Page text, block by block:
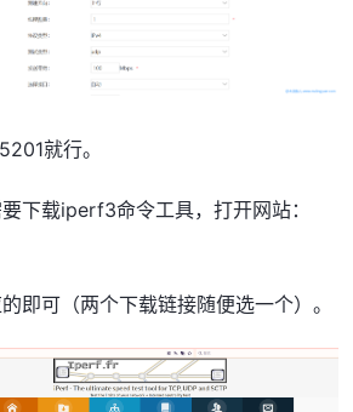
就行。
下载iperf3命令工具，打开网站：
即可（两个下载链接随便选一个）。